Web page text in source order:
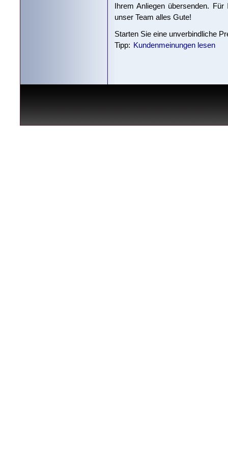
Ihrem Anliegen übersenden.
unser Team alles Gute!
Starten Sie eine unverbindliche
Tipp: Kundenmeinungen lesen